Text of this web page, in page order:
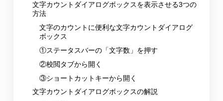
文字カウントダイアログボックスを表示させる3つの
方法
文字のカウントに便利な文字カウントダイアログ
ボックス
①ステータスバーの「文字数」を押す
②校閲タブから開く
③ショートカットキーから開く
文字カウントダイアログボックスの解説